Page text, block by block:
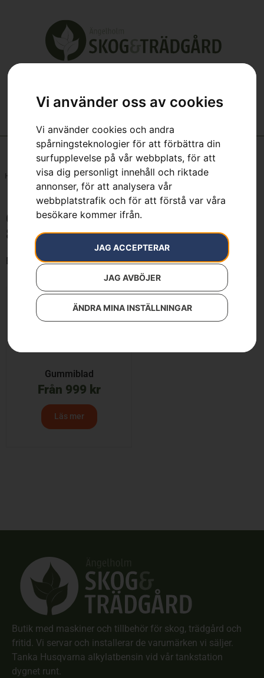
Vi använder oss av cookies
Vi använder cookies och andra
spårningsteknologier för att förbättra din
surfupplevelse på vår webbplats, för att
visa dig personligt innehåll och riktade
annonser, för att analysera vår
webbplatstrafik och för att förstå var våra
besökare kommer ifrån.
JAG ACCEPTERAR
JAG AVBÖJER
ÄNDRA MINA INSTÄLLNINGAR
Hem Gummiblad, passar snöblad 966 97 87-01
Gummiblad, passar snöblad 966 97
87-01
Endast ett sökresultat
Gummiblad
Från 999 kr
Läs mer
Butik med maskiner och tillbehör för skog, trädgård och
fritid. Vi servar och installerar de varumärken vi säljer.
Tanka Husqvarna alkylatbensin vid vår tankstation
dygnet runt.